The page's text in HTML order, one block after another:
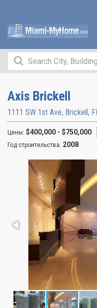
Axis Brickell
1111 SW 1st Ave, Brickell,
Цены: $400,000 - $750,000
Год строительства: 2008